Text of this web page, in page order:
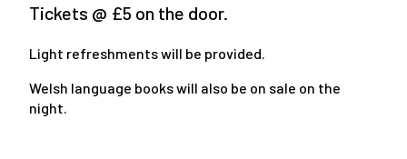
Tickets @ £5 on the door.
Light refreshments will be provided.
Welsh language books will also be on sale on the
night.